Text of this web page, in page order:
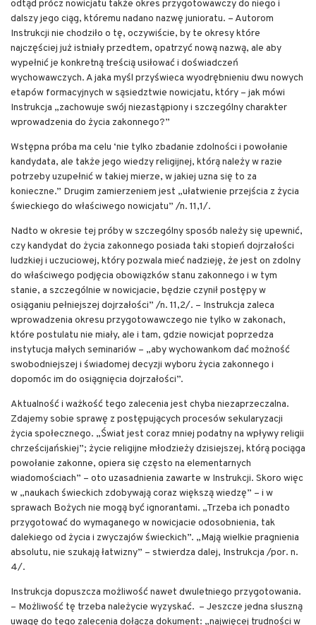
odtąd prócz nowicjatu także okres przygotowawczy do niego i
dalszy jego ciąg, któremu nadano nazwę junioratu. – Autorom
Instrukcji nie chodziło o tę, oczywiście, by te okresy które
najczęściej już istniały przedtem, opatrzyć nową nazwą, ale aby
wypełnić je konkretną treścią usiłować i doświadczeń
wychowawczych. A jaka myśl przyświeca wyodrębnieniu dwu nowych
etapów formacyjnych w sąsiedztwie nowicjatu, który – jak mówi
Instrukcja „zachowuje swój niezastąpiony i szczególny charakter
wprowadzenia do życia zakonnego?”
Wstępna próba ma celu ‘nie tylko zbadanie zdolności i powołanie
kandydata, ale także jego wiedzy religijnej, którą należy w razie
potrzeby uzupełnić w takiej mierze, w jakiej uzna się to za
konieczne.” Drugim zamierzeniem jest „ułatwienie przejścia z życia
świeckiego do właściwego nowicjatu” /n. 11,1/.
Nadto w okresie tej próby w szczególny sposób należy się upewnić,
czy kandydat do życia zakonnego posiada taki stopień dojrzałości
ludzkiej i uczuciowej, który pozwala mieć nadzieję, że jest on zdolny
do właściwego podjęcia obowiązków stanu zakonnego i w tym
stanie, a szczególnie w nowicjacie, będzie czynił postępy w
osiąganiu pełniejszej dojrzałości” /n. 11,2/. – Instrukcja zaleca
wprowadzenia okresu przygotowawczego nie tylko w zakonach,
które postulatu nie miały, ale i tam, gdzie nowicjat poprzedza
instytucja małych seminariów – „aby wychowankom dać możność
swobodniejszej i świadomej decyzji wyboru życia zakonnego i
dopomóc im do osiągnięcia dojrzałości”.
Aktualność i ważkość tego zalecenia jest chyba niezaprzeczalna.
Zdajemy sobie sprawę z postępujących procesów sekularyzacji
życia społecznego. „Świat jest coraz mniej podatny na wpływy religii
chrześcijańskiej”; życie religijne młodzieży dzisiejszej, którą pociąga
powołanie zakonne, opiera się często na elementarnych
wiadomościach” – oto uzasadnienia zawarte w Instrukcji. Skoro więc
w „naukach świeckich zdobywają coraz większą wiedzę” – i w
sprawach Bożych nie mogą być ignorantami. „Trzeba ich ponadto
przygotować do wymaganego w nowicjacie odosobnienia, tak
dalekiego od życia i zwyczajów świeckich”. „Mają wielkie pragnienia
absolutu, nie szukają łatwizny” – stwierdza dalej, Instrukcja /por. n.
4/.
Instrukcja dopuszcza możliwość nawet dwuletniego przygotowania.
– Możliwość tę trzeba należycie wyzyskać. – Jeszcze jedna słuszną
uwagę do tego zalecenia dołącza dokument: „najwięcej trudności w